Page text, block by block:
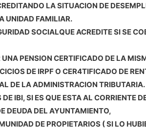
LA SITUACION DE
UNIDAD FAMILIAR.
SOCIALQUE ACREDITE SI SE
UNA PENSION CERTIFICADO DE LA
DE IRPF O CER4TIFICADO DE
DE LA ADMINISTRACION TRIBUTARIA.
IBI, SI ES QUE ESTA AL CORRIENTE
DEUDA DEL AYUNTAMIENTO,
DE PROPIETARIOS ( SI LO